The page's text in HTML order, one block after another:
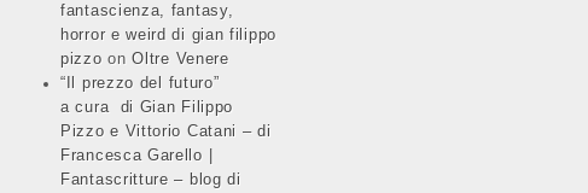
fantascienza, fantasy,
horror e weird di gian filippo
pizzo onOltre Venere
“Il prezzo del futuro”
a cura di Gian Filippo
Pizzo e Vittorio Catani – di
Francesca Garello |
Fantascritture – blog di